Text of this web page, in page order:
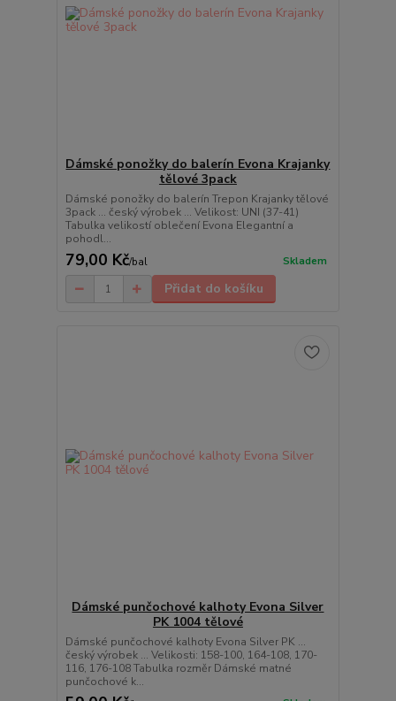
Dámské ponožky do balerín Evona Krajanky
tělové 3pack
Dámské ponožky do balerín Trepon Krajanky tělové
3pack ... český výrobek ... Velikost: UNI (37-41)
Tabulka velikostí oblečení Evona Elegantní a
pohodl...
79,00 Kč/bal Skladem
Přidat do košíku
Dámské punčochové kalhoty Evona Silver
PK 1004 tělové
Dámské punčochové kalhoty Evona Silver PK ...
český výrobek ... Velikosti: 158-100, 164-108, 170-
116, 176-108 Tabulka rozměr Dámské matné
punčochové k...